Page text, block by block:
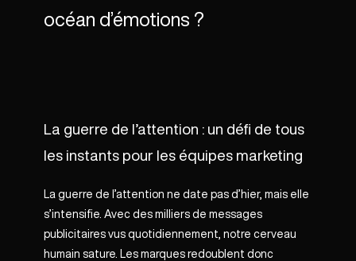
océan d’émotions ?
La guerre de l’attention : un défi de tous
les instants pour les équipes marketing
La guerre de l’attention ne date pas d’hier, mais elle
s’intensifie. Avec des milliers de messages
publicitaires vus quotidiennement, notre cerveau
humain sature. Les marques redoublent donc